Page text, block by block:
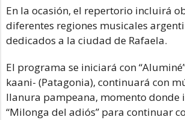
En la ocasión, el repertorio incluirá
diferentes regiones musicales
dedicados a la ciudad de Rafaela.
El programa se iniciará con
kaani- (Patagonia), continuará con
llanura pampeana, momento donde
“Milonga del adiós” para continuar